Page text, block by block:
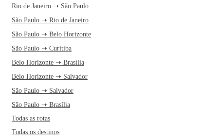
Rio de Janeiro ➝ São Paulo
São Paulo ➝ Rio de Janeiro
São Paulo ➝ Belo Horizonte
São Paulo ➝ Curitiba
Belo Horizonte ➝ Brasília
Belo Horizonte ➝ Salvador
São Paulo ➝ Salvador
São Paulo ➝ Brasília
Todas as rotas
Todas os destinos